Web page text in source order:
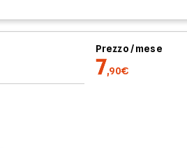
Prezzo / mese
7,90€